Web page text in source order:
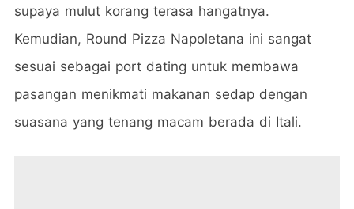
supaya mulut korang terasa hangatnya.
Kemudian, Round Pizza Napoletana ini sangat
sesuai sebagai port dating untuk membawa
pasangan menikmati makanan sedap dengan
suasana yang tenang macam berada di Itali.